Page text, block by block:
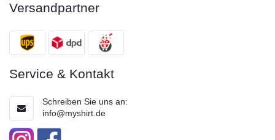
Versandpartner
Service & Kontakt
Schreiben Sie uns an:
info@myshirt.de